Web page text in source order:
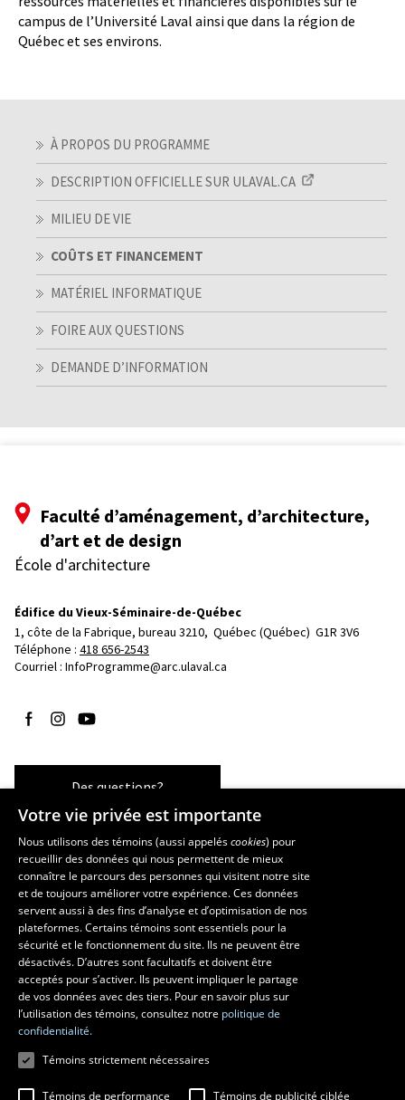
campus de l’Université Laval ainsi que dans la région de
Québec et ses environs.
À PROPOS DU PROGRAMME
DESCRIPTION OFFICIELLE SUR ULAVAL.CA
MILIEU DE VIE
COÛTS ET FINANCEMENT
MATÉRIEL INFORMATIQUE
FOIRE AUX QUESTIONS
DEMANDE D’INFORMATION
Faculté d’aménagement, d’architecture,
d’art et de design
École d'architecture
Édifice du Vieux-Séminaire-de-Québec
1, côte de la Fabrique, bureau 3210, Québec (Québec)  G1R 3V6
Téléphone : 418 656-2543
Courriel : InfoProgramme@arc.ulaval.ca
Suivez-nous sur Facebook
Suivez-nous sur Instagram
Suivez-nous sur YouTube
Des questions?
Les écoles et la recherche
École d’art
École supérieure d’aménagement du territoire et de développement
régional
École de design
Centre de recherche en aménagement et développement
Votre vie privée est importante
Nous utilisons des témoins (aussi appeléscookies) pour
recueillir des données qui nous permettent de mieux
connaître le parcours des personnes qui visitent notre site
et de toujours améliorer votre expérience. Ces données
servent aussi à des fins d’analyse et d’optimisation de nos
plateformes. Certains témoins sont essentiels pour la
sécurité et le fonctionnement du site. Ils ne peuvent être
désactivés. D’autres sont facultatifs et doivent être
acceptés pour s’activer. Ils peuvent impliquer le partage
de vos données avec des tiers. Pour en savoir plus sur
l’utilisation des témoins, consultez notre politique de
confidentialité.
Témoins strictement nécessaires
Témoins de performance Témoins de publicité ciblée